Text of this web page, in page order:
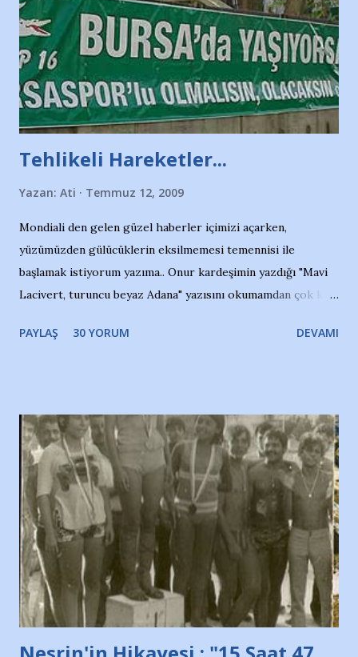
Tehlikeli Hareketler...
Yazan: Ati Temmuz 12, 2009
Mondiali den gelen güzel haberler içimizi açarken,
yüzümüzden gülücüklerin eksilmemesi temennisi ile
başlamak istiyorum yazıma.. Onur kardeşimin yazdığı "Mavi
Lacivert, turuncu beyaz Adana" yazısını okumamdan çok kısa
irkildim.. "Bursasporlu taraftarlar, İstanbul takımlarının
ve ürünlerini Bursa şehrinde görmek istemediklerini bir
protesto eylemiyle açıkladıklarını bildiriyordu.. Bu grup
adına açıklama yapan şahsı muhterem(!) ''Açık ve net olarak
söylüyoruz. Bu son uyarımızdır. Bunun yanısıra, bu takımlara
ait tanıtıcı ilanların asılmasına izin veren Bursa Büyükşehir
Belediyesi ile mağazaların bulunduğu alışveriş merkezlerini
de kınıyoruz'' diye de eklemiş .. Blogumuzda okuduğum bu
yazının hemen ardından bu habe...
PAYLAŞ 30 YORUM DEVAMI